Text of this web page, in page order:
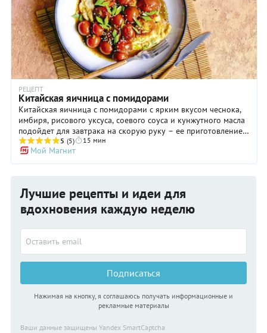
РЕЦЕПТ
Китайская яичница с помидорами
Китайская яичница с помидорами с ярким вкусом чеснока,
имбиря, рисового уксуса, соевого соуса и кунжутного масла
подойдет для завтрака на скорую руку – ее приготовление
не отнимет у вас больше пятнадцати минут. Для
приготовления яичницы по-китайски лучше всего подойдет
тонкостенная китайская сковорода – вок, но если под рукой
придется чуть дольше, но результат вам в любом случае
понравится.
5 (5) 15 мин
Мой Магнит
Лучшие рецепты и идеи для
вдохновения каждую неделю
Подписаться
Нажимая на кнопку, я соглашаюсь получать информационные и
рекламные материалы
Ваши данные защищены Yandex SmartCaptcha